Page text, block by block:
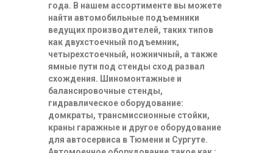
года. В нашем ассортименте вы можете
найти автомобильные подъемники
ведущих производителей, таких типов
как двухстоечный подъемник,
четырехстоечный, ножничный, а также
ямные пути под стенды сход развал
схождения. Шиномонтажные и
балансировочные стенды,
гидравлическое оборудование:
домкраты, трансмиссионные стойки,
краны гаражные и другое оборудование
для автосервиса в Тюмени и Сургуте.